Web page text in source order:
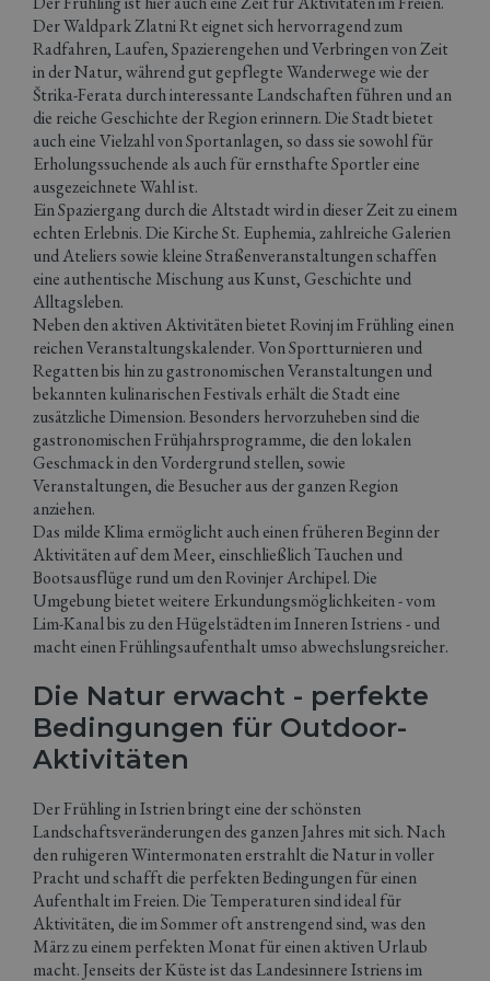
Der Waldpark Zlatni Rt eignet sich hervorragend zum
Radfahren, Laufen, Spazierengehen und Verbringen von Zeit
in der Natur, während gut gepflegte Wanderwege wie der
Štrika-Ferata durch interessante Landschaften führen und an
die reiche Geschichte der Region erinnern. Die Stadt bietet
auch eine Vielzahl von Sportanlagen, so dass sie sowohl für
Erholungssuchende als auch für ernsthafte Sportler eine
ausgezeichnete Wahl ist.
Ein Spaziergang durch die Altstadt wird in dieser Zeit zu einem
echten Erlebnis. Die Kirche St. Euphemia, zahlreiche Galerien
und Ateliers sowie kleine Straßenveranstaltungen schaffen
eine authentische Mischung aus Kunst, Geschichte und
Alltagsleben.
Neben den aktiven Aktivitäten bietet Rovinj im Frühling einen
reichen Veranstaltungskalender. Von Sportturnieren und
Regatten bis hin zu gastronomischen Veranstaltungen und
bekannten kulinarischen Festivals erhält die Stadt eine
zusätzliche Dimension. Besonders hervorzuheben sind die
gastronomischen Frühjahrsprogramme, die den lokalen
Geschmack in den Vordergrund stellen, sowie
Veranstaltungen, die Besucher aus der ganzen Region
anziehen.
Das milde Klima ermöglicht auch einen früheren Beginn der
Aktivitäten auf dem Meer, einschließlich Tauchen und
Bootsausflüge rund um den Rovinjer Archipel. Die
Umgebung bietet weitere Erkundungsmöglichkeiten - vom
Lim-Kanal bis zu den Hügelstädten im Inneren Istriens - und
macht einen Frühlingsaufenthalt umso abwechslungsreicher.
Die Natur erwacht - perfekte
Bedingungen für Outdoor-
Aktivitäten
Der Frühling in Istrien bringt eine der schönsten
Landschaftsveränderungen des ganzen Jahres mit sich. Nach
den ruhigeren Wintermonaten erstrahlt die Natur in voller
Pracht und schafft die perfekten Bedingungen für einen
Aufenthalt im Freien. Die Temperaturen sind ideal für
Aktivitäten, die im Sommer oft anstrengend sind, was den
März zu einem perfekten Monat für einen aktiven Urlaub
macht. Jenseits der Küste ist das Landesinnere Istriens im